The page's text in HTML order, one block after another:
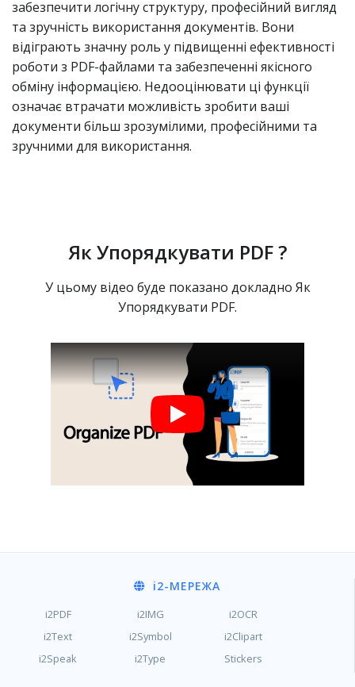
забезпечити логічну структуру, професійний вигляд
та зручність використання документів. Вони
відіграють значну роль у підвищенні ефективності
роботи з PDF-файлами та забезпеченні якісного
обміну інформацією. Недооцінювати ці функції
означає втрачати можливість зробити ваші
документи більш зрозумілими, професійними та
зручними для використання.
Як Упорядкувати PDF ?
У цьому відео буде показано докладно Як
Упорядкувати PDF.
i2-МЕРЕЖА
i2PDF i2IMG
i2OCR
i2Text
i2Symbol
i2Clipart
i2Speak
i2Type Stickers